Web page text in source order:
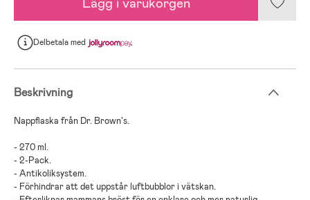
Delbetalamed
Beskrivning
Nappflaska från Dr. Brown's.
- 270 ml.
- 2-Pack.
- Antikoliksystem.
- Förhindrar att det uppstår luftbubblor i vätskan.